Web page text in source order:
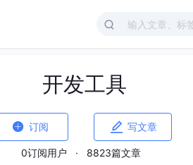
开发工具
 订阅  写文章
0订阅用户 · 8823篇文章